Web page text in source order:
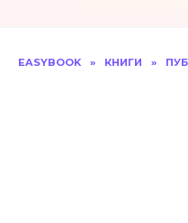
EASYBOOK » КНИГИ »